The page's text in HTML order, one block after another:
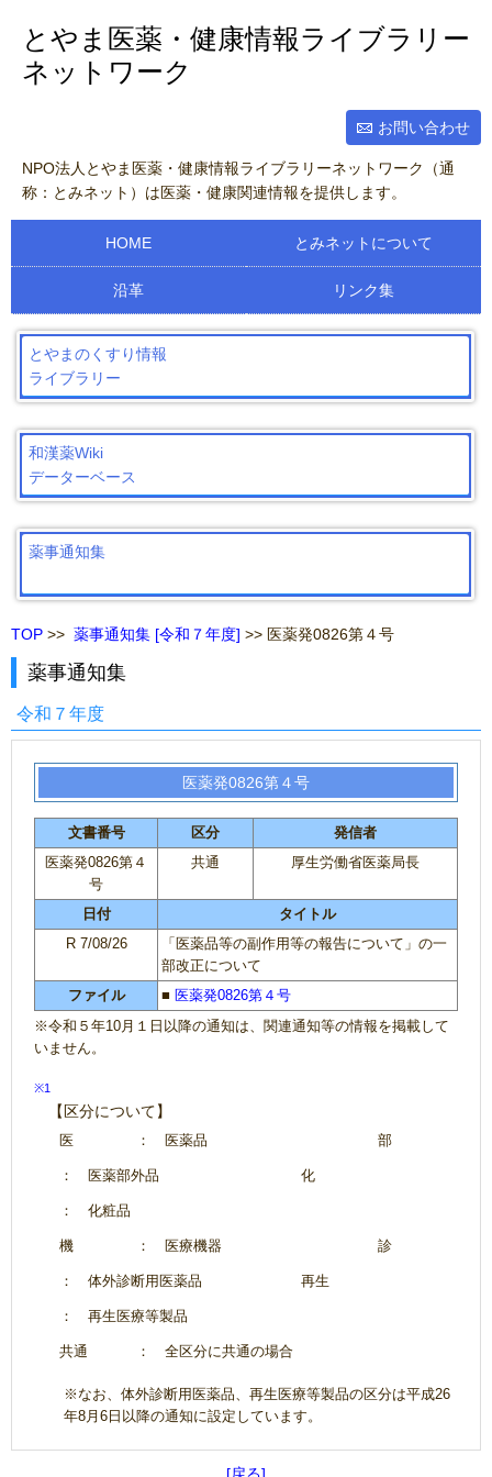
とやま医薬・健康情報ライブラリー
ネットワーク
お問い合わせ
NPO法人とやま医薬・健康情報ライブラリーネットワーク（通
称：とみネット）は医薬・健康関連情報を提供します。
HOME とみネットについて
沿革 リンク集
とやまのくすり情報
ライブラリー
和漢薬Wiki
データーベース
薬事通知集
TOP >> 薬事通知集 [令和７年度] >> 医薬発0826第４号
薬事通知集
令和７年度
医薬発0826第４号
文書番号 区分
発信者
医薬発0826第４
号
共通 厚生労働省医薬局長
日付
タイトル
R 7/08/26
「医薬品等の副作用等の報告について」の一
部改正について
ファイル
■ 医薬発0826第４号
※令和５年10月１日以降の通知は、関連通知等の情報を掲載して
いません。
※1
【区分について】
医 ： 医薬品 部
： 医薬部外品 化
： 化粧品
機 ： 医療機器 診
： 体外診断用医薬品 再生
： 再生医療等製品
共通 ： 全区分に共通の場合
※なお、体外診断用医薬品、再生医療等製品の区分は平成26
年8月6日以降の通知に設定しています。
[戻る]